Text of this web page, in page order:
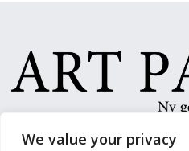
We value your privacy